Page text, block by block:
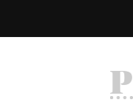
P